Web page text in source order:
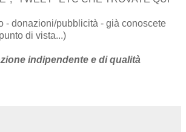
- donazioni/pubblicità - già conoscete
di vista...)
indipendente e di qualità